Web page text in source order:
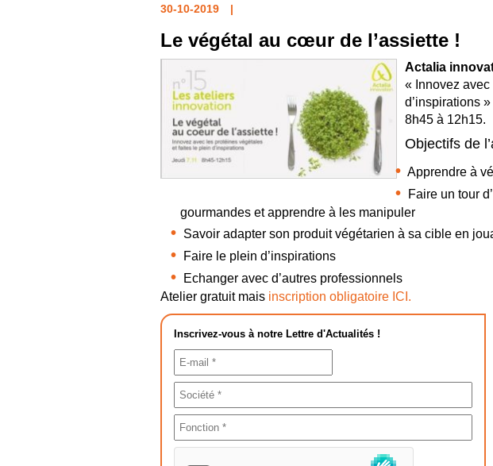
30-10-2019
Le végétal au cœur de l’assiette !
Actalia
« Innovez
d’inspirations
8h45 à 12h15.
Objectifs de
Apprendre à
Faire un tour
gourmandes et apprendre à les manipuler
Savoir adapter son produit végétarien à sa cible en
Faire le plein d’inspirations
Echanger avec d’autres professionnels
Atelier gratuit mais inscription obligatoire ICI.
Inscrivez-vous à notre Lettre d'Actualités !